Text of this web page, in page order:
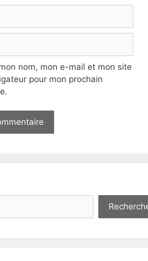
nom, mon e-mail et mon site
pour mon prochain